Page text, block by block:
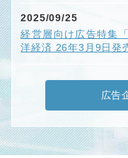
2025/09/25
経営層向け広告特集
洋経済 26年3月9日発
広告